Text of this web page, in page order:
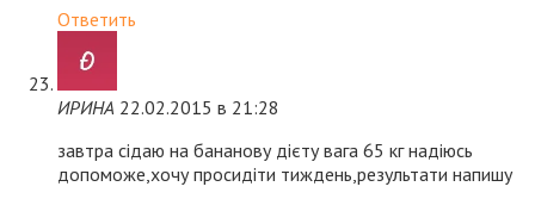
Ответить
ИРИНА 22.02.2015 в 21:28
завтра сідаю на бананову дієту вага 65 кг надіюсь
допоможе,хочу просидіти тиждень,результати напишу